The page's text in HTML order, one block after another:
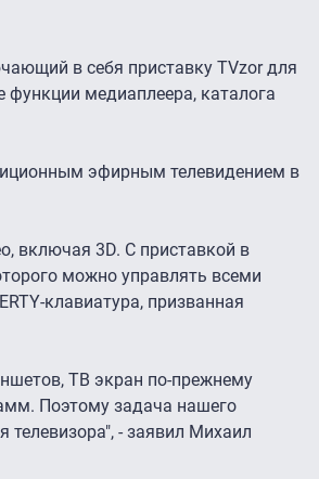
в себя приставку TVzor для
функции медиаплеера, каталога
эфирным телевидением в
включая 3D. С приставкой в
можно управлять всеми
клавиатура, призванная
ТВ экран по-прежнему
Поэтому задача нашего
- заявил Михаил